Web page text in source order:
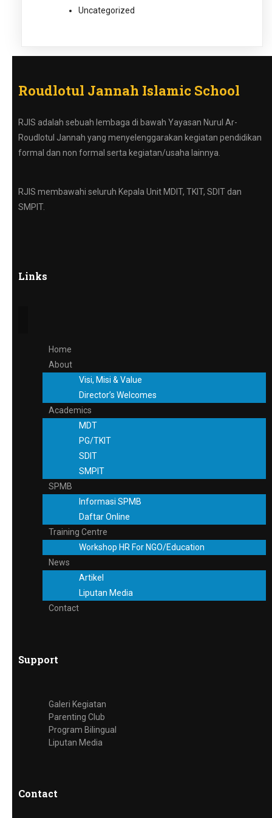
Uncategorized
Roudlotul Jannah Islamic School
RJIS adalah sebuah lembaga di bawah Yayasan Nurul Ar-
Roudlotul Jannah yang menyelenggarakan kegiatan pendidikan
formal dan non formal serta kegiatan/usaha lainnya.
RJIS membawahi seluruh Kepala Unit MDIT, TKIT, SDIT dan
SMPIT.
Links
Home
About
Visi, Misi & Value
Director’s Welcomes
Academics
MDT
PG/TKIT
SDIT
SMPIT
SPMB
Informasi SPMB
Daftar Online
Training Centre
Workshop HR For NGO/Education
News
Artikel
Liputan Media
Contact
Support
Galeri Kegiatan
Parenting Club
Program Bilingual
Liputan Media
Contact